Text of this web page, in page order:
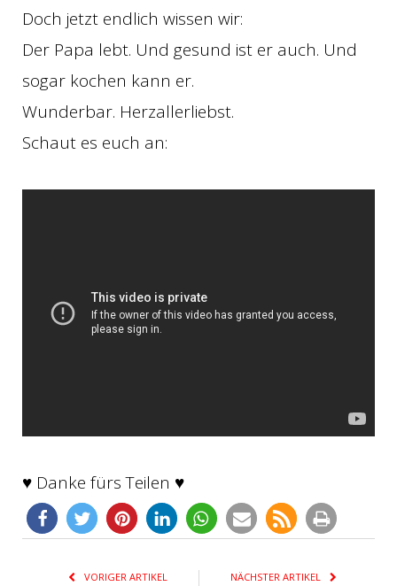
Doch jetzt endlich wissen wir:
Der Papa lebt. Und gesund ist er auch. Und
sogar kochen kann er.
Wunderbar. Herzallerliebst.
Schaut es euch an:
♥ Danke fürs Teilen ♥
VORIGER ARTIKEL NÄCHSTER ARTIKEL